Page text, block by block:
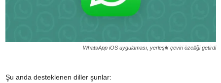
WhatsApp iOS uygulaması, yerleşik çeviri özelliği getirdi
Şu anda desteklenen diller şunlar: